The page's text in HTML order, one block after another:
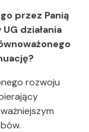
przez Panią
działania
rozwoju